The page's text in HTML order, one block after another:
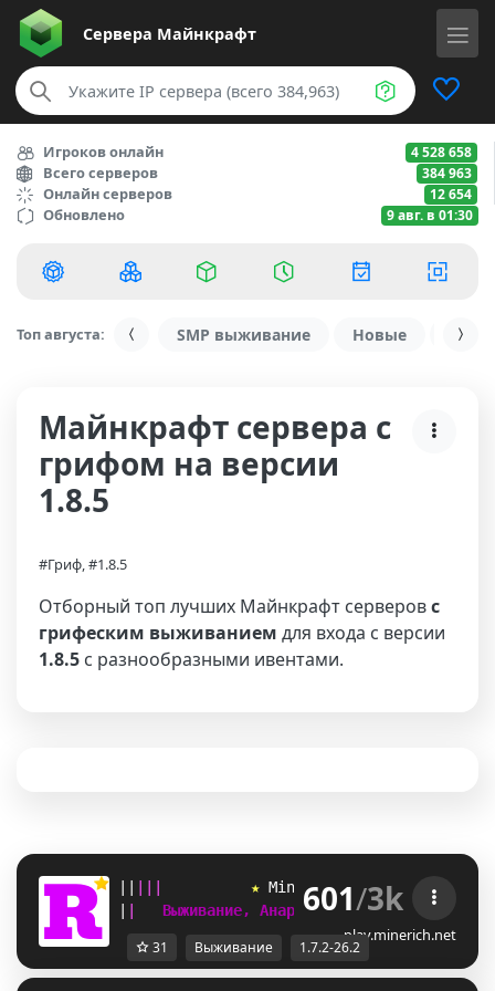
Сервера Майнкрафт
Игроков онлайн 4 528 658
Всего серверов 384 963
Онлайн серверов 12 654
Обновлено 9 авг. в 01:30
Топ августа: SMP выживание Новые С
Майнкрафт сервера с
грифом на версии
1.8.5
#Гриф, #1.8.5
Отборный топ лучших Майнкрафт серверовс
грифеским выживанием для входа с версии
1.8.5 с разнообразными ивентами.
★ Mi n Ri ch ★ [1.7.2-26.2
Выживание, Анархия, SkyBlock,
601/3k
play.minerich.net
31 Выживание 1.7.2-26.2